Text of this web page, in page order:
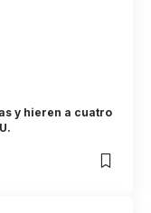
y hieren a cuatro